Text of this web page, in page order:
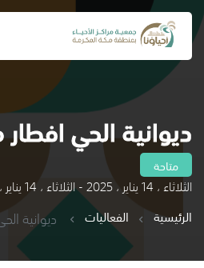
ديوانية الحي
متاحة
الثلاثاء ، 14 يناير ، 2025 - الثلاثاء ، 14 يناير ، 2025
الرئيسية
الفعاليات ديوانية